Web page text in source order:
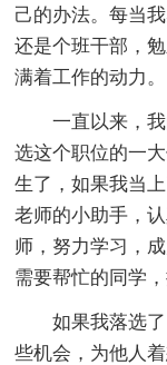
己的办法。每当
还是个班干部，
满着工作的动力。
一直以来，
选这个职位的一
生了，如果我当
老师的小助手，
师，努力学习，
需要帮忙的同学
如果我落选
些机会，为他人